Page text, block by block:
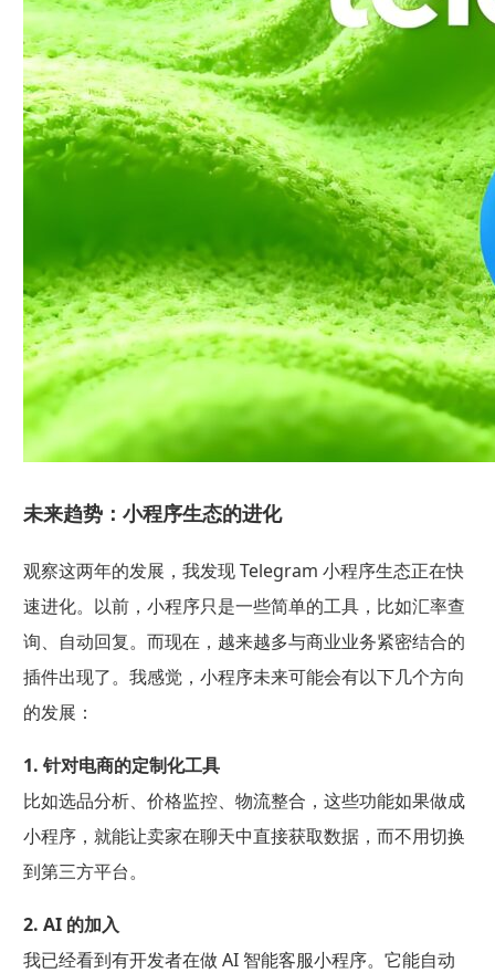
未来趋势：小程序生态的进化
观察这两年的发展，我发现 Telegram 小程序生态正在快
速进化。以前，小程序只是一些简单的工具，比如汇率查
询、自动回复。而现在，越来越多与商业业务紧密结合的
插件出现了。我感觉，小程序未来可能会有以下几个方向
的发展：
1. 针对电商的定制化工具
比如选品分析、价格监控、物流整合，这些功能如果做成
小程序，就能让卖家在聊天中直接获取数据，而不用切换
到第三方平台。
2. AI 的加入
我已经看到有开发者在做 AI 智能客服小程序。它能自动